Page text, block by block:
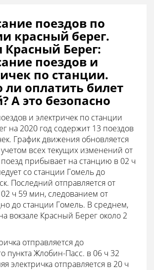
поездов по
красный берег.
Красный Берег:
поездов и
по станции.
оплатить билет
А это безопасно
и электричек по станции
на 2020 год содержит 13 поездов
График движения обновляется
всех текущих изменений от
прибывает на станцию в 02 ч
со станции Гомель до
Последний отправляется от
ч 59 мин, следованием от
до станции Гомель. В среднем,
вокзале Красный Берег около 2
отправляется до
пункта Жлобин-Пасс. в 06 ч 32
электричка отправляется в 20 ч